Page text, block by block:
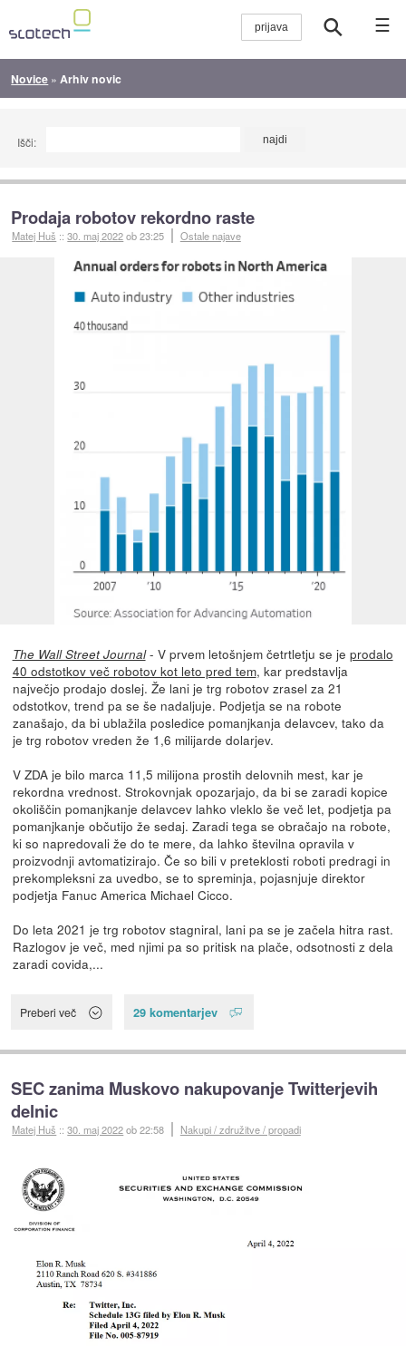
☰
Novice » Arhiv novic
Išči:
Prodaja robotov rekordno raste
Matej Huš ::30. maj 2022ob 23:25 Ostale najave
The Wall Street Journal- V prvem letošnjem četrtletju se je prodalo
40 odstotkov več robotov kot leto pred tem, kar predstavlja
največjo prodajo doslej. Že lani je trg robotov zrasel za 21
odstotkov, trend pa se še nadaljuje. Podjetja se na robote
zanašajo, da bi ublažila posledice pomanjkanja delavcev, tako da
je trg robotov vreden že 1,6 milijarde dolarjev.
V ZDA je bilo marca 11,5 milijona prostih delovnih mest, kar je
rekordna vrednost. Strokovnjak opozarjajo, da bi se zaradi kopice
okoliščin pomanjkanje delavcev lahko vleklo še več let, podjetja pa
pomanjkanje občutijo že sedaj. Zaradi tega se obračajo na robote,
ki so napredovali že do te mere, da lahko številna opravila v
proizvodnji avtomatizirajo. Če so bili v preteklosti roboti predragi in
prekompleksni za uvedbo, se to spreminja, pojasnjuje direktor
podjetja Fanuc America Michael Cicco.
Do leta 2021 je trg robotov stagniral, lani pa se je začela hitra rast.
Razlogov je več, med njimi pa so pritisk na plače, odsotnosti z dela
zaradi covida,...
Preberi več 29 komentarjev
SEC zanima Muskovo nakupovanje Twitterjevih
delnic
Matej Huš ::30. maj 2022ob 22:58 Nakupi / združitve / propadi